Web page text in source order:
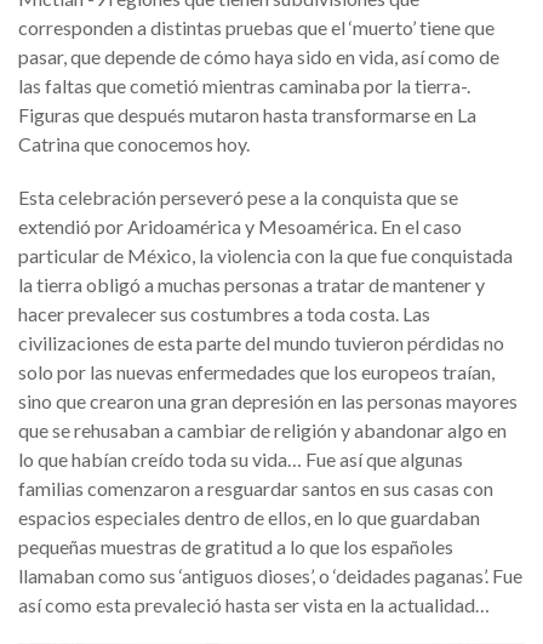
corresponden a distintas pruebas que el ‘muerto’ tiene que
pasar, que depende de cómo haya sido en vida, así como de
las faltas que cometió mientras caminaba por la tierra-.
Figuras que después mutaron hasta transformarse en La
Catrina que conocemos hoy.
Esta celebración perseveró pese a la conquista que se
extendió por Aridoamérica y Mesoamérica. En el caso
particular de México, la violencia con la que fue conquistada
la tierra obligó a muchas personas a tratar de mantener y
hacer prevalecer sus costumbres a toda costa. Las
civilizaciones de esta parte del mundo tuvieron pérdidas no
solo por las nuevas enfermedades que los europeos traían,
sino que crearon una gran depresión en las personas mayores
que se rehusaban a cambiar de religión y abandonar algo en
lo que habían creído toda su vida… Fue así que algunas
familias comenzaron a resguardar santos en sus casas con
espacios especiales dentro de ellos, en lo que guardaban
pequeñas muestras de gratitud a lo que los españoles
llamaban como sus ‘antiguos dioses’, o ‘deidades paganas’. Fue
así como esta prevaleció hasta ser vista en la actualidad…